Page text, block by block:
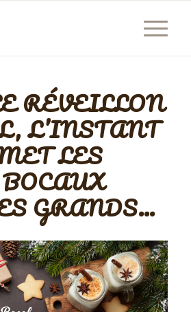
RÉVEILLON
L’INSTANT
LES
GRANDS…